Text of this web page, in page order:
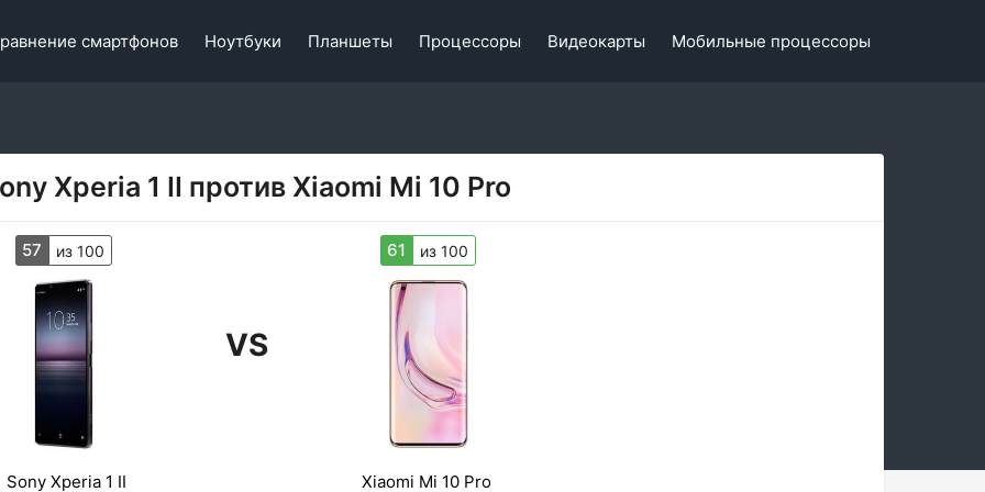
смартфонов Ноутбуки Планшеты Процессоры Видеокарты Мобильные процессоры
Xperia 1 II против Xiaomi Mi 10 Pro
57 из 100
VS
61 из 100
Sony Xperia 1 II Xiaomi Mi 10 Pro